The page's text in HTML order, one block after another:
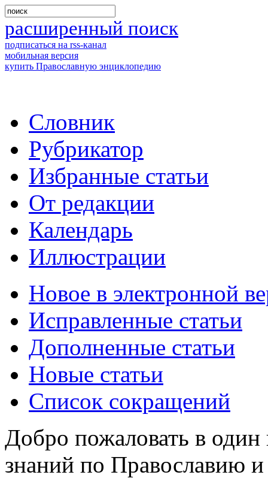
расширенный поиск
подписаться на rss-канал
мобильная версия
купить Православную энциклопедию
Словник
Рубрикатор
Избранные статьи
От редакции
Календарь
Иллюстрации
Новое в электронной
Исправленные статьи
Дополненные статьи
Новые статьи
Список сокращений
Добро пожаловать в
знаний по Православию